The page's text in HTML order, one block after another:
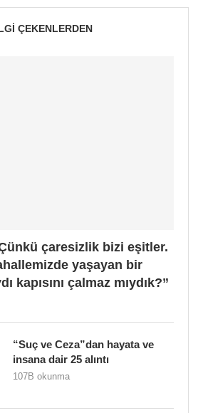
ÇEKENLERDEN
çaresizlik bizi eşitler.
yaşayan bir
kapısını çalmaz mıydık?”
“Suç ve Ceza”dan hayata ve
insana dair 25 alıntı
107B okunma